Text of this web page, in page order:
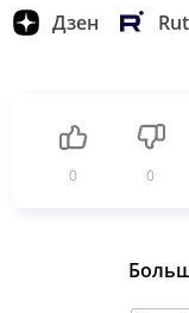
Дзен
0 0